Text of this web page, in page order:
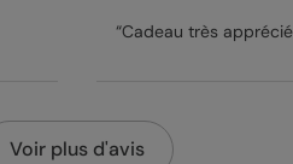
“Cadeau très
Voir plus d'avis